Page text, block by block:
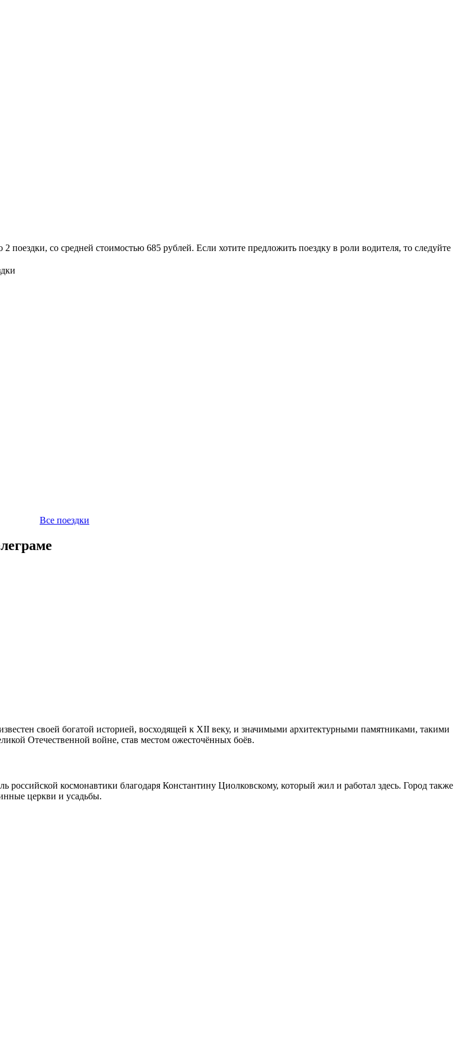
со средней стоимостью 685 рублей. Если хотите предложить поездку в роли водителя, то следуйте
Все поездки
своей богатой историей, восходящей к XII веку, и значимыми архитектурными памятниками, такими
Отечественной войне, став местом ожесточённых боёв.
космонавтики благодаря Константину Циолковскому, который жил и работал здесь. Город также
церкви и усадьбы.